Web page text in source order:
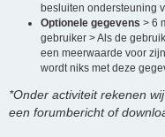
besluiten ondersteuning
Optionele gegevens > 6
gebruiker > Als de
een meerwaarde voor
wordt niks met deze
*Onder activiteit rekenen
een forumbericht of